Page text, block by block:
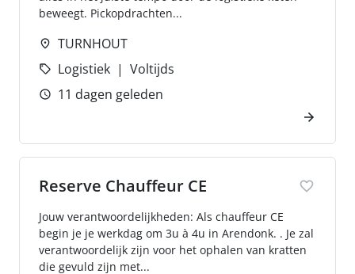
beweegt. Pickopdrachten...
TURNHOUT
Logistiek
Voltijds
11 dagen geleden
Reserve Chauffeur CE
Jouw verantwoordelijkheden: Als chauffeur CE
begin je je werkdag om 3u à 4u in Arendonk. . Je zal
verantwoordelijk zijn voor het ophalen van kratten
die gevuld zijn met...